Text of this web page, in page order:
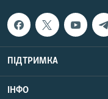
ПІДТРИМКА
ІНФО